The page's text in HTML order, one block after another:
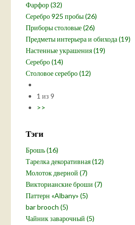
Фарфор (32)
Серебро 925 пробы (26)
Приборы столовые (26)
Предметы интерьера и обихода (19)
Настенные украшения (19)
Серебро (14)
Столовое серебро (12)
1 из 9
>>
Тэги
Брошь (16)
Тарелка декоративная (12)
Молоток дверной (7)
Викторианские броши (7)
Паттерн «Albany» (5)
bar brooch (5)
Чайник заварочный (5)